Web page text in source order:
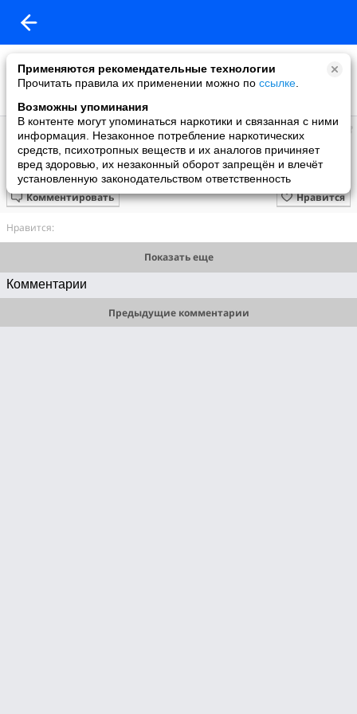
Применяются рекомендательные технологии
Прочитать правила их применении можно по ссылке
Возможны упоминания
В контенте могут упоминаться наркотики и связанная с ними
информация. Незаконное потребление наркотических
средств, психотропных веществ и их аналогов причиняет
вред здоровью, их незаконный оборот запрещён и влечёт
установленную законодательством ответственность
Hussam Sy
добавил видео
1 июня
مسلسل ليل الحلقة 87 السابعة والثمانون
Нравится
Комментировать
Нравится:
Показать еще
Комментарии
Предыдущие комментарии